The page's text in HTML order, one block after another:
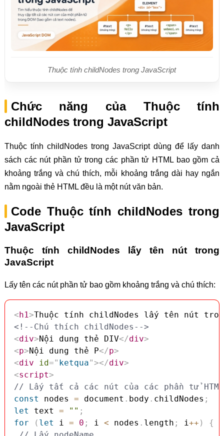
Thuộc tính childNodes trong JavaScript
Chức năng của Thuộc tính
childNodes trong JavaScript
Thuộc tính childNodes trong JavaScript dùng để lấy danh
sách các nút phần tử trong các phần tử HTML bao gồm cả
khoảng trắng và chú thích, mỗi khoảng trắng dài hay ngắn
nằm ngoài thẻ HTML đều là một nút văn bản.
Code Thuộc tính childNodes trong
JavaScript
Thuộc tính childNodes lấy tên nút trong
JavaScript
Lấy tên các nút phần tử bao gồm khoảng trắng và chú thích:
<h1>Thuộc tính childNodes lấy tên nút
<!--Chú thích childNodes-->
<div>Nội dung thẻ DIV</div>
<p>Nội dung thẻ P</p>
<div id=" ketqua"></div>
<script>
// Lấy tất cả các nút của các phần tử
const
nodes = document . body . childNodes ;
let
text = "" ;
for
( let i = 0 ; i < nodes . length ; i++ )
{